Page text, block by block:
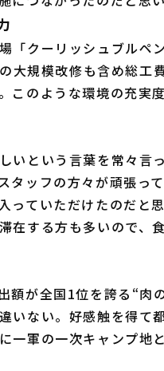
「クーリッシュブルペ
大規模改修も含め総工
このような環境の充実
いという言葉を常々言
タッフの方々が頑張っ
っていただけたのだと
在する方も多いので、
額が全国1位を誇る“肉
いない。好感触を得て
一軍の一次キャンプ地